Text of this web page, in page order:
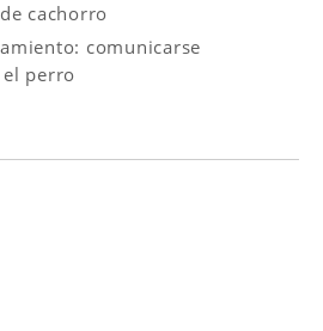
cachorro
comunicarse
perro